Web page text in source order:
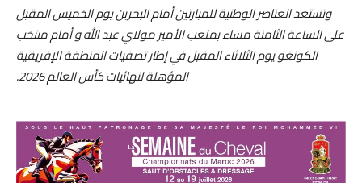
وتستعد العناصر الوطنية للمبارتين أمام البحرين يوم الخميس المقبل
على الساعة الثامنة مساء بملعب الأمير مولاي عبد الله و أمام منتخب
الكونغو يوم الثلاثاء المقبل في إطار تصفيات المنطقة الإفريقية
المؤهلة لنهائيات كأس العالم 2026.